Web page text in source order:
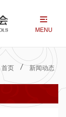
MENU
首页 新闻动态